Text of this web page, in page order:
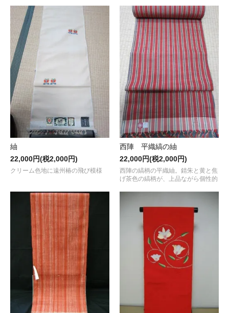
紬
22,000円(税2,000円)
クリーム色地に遠州椿の飛び模様
西陣 平織縞の紬
22,000円(税2,000円)
西陣の縞柄の平織紬。錆朱と黄と焦
げ茶色の縞柄が、上品ながら個性的